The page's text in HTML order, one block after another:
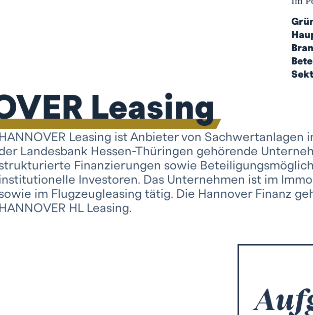
Leasing
HANNOVER Leasing ist Anbieter von Sachwertanlagen
Landesbank Hessen-Thüringen gehörende
Finanzierungen sowie
Investoren. Das Unternehmen ist im
im Flugzeugleasing tätig. Die Hannover Finanz
HANNOVER HL Leasing.